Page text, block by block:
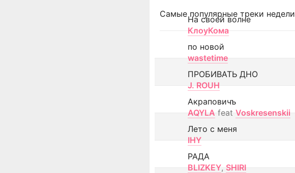
Самые популярные треки недели
На своей волне
КлоуКома
по новой
wastetime
ПРОБИВАТЬ ДНО
J. ROUH
Акраповичъ
AQYLA feat Voskresenskii
Лето с меня
IHY
РАДА
BLIZKEY, SHIRI